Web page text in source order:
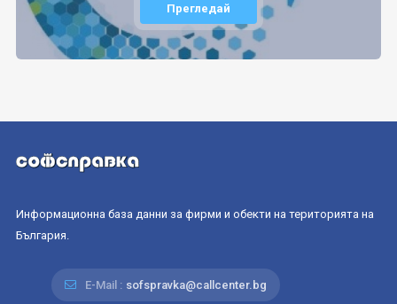
Прегледай
Информационна база данни за фирми и обекти на територията на
България.
E-Mail : sofspravka@callcenter.bg